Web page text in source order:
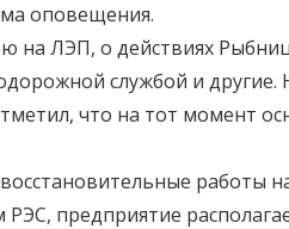
оповещения.
на ЛЭП, о действиях
службой и
что на тот момент
работы
предприятие